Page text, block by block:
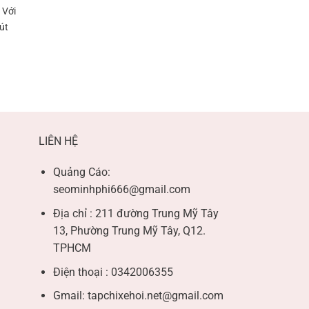
LIÊN HỆ
Quảng Cáo:
seominhphi666@gmail.com
Địa chỉ : 211 đường Trung Mỹ Tây
13, Phường Trung Mỹ Tây, Q12.
TPHCM
Điện thoại : 0342006355
Gmail: tapchixehoi.net@gmail.com